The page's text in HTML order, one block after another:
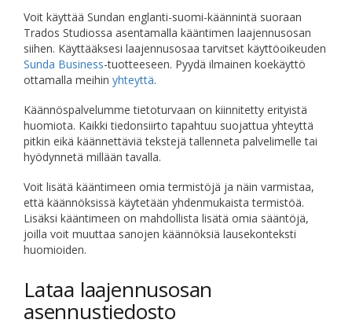
Voit käyttää Sundan englanti-suomi-käännintä suoraan
Trados Studiossa asentamalla kääntimen laajennusosan
siihen. Käyttääksesi laajennusosaa tarvitset käyttöoikeuden
Sunda Business-tuotteeseen. Pyydä ilmainen koekäyttö
ottamalla meihin yhteyttä.
Käännöspalvelumme tietoturvaan on kiinnitetty erityistä
huomiota. Kaikki tiedonsiirto tapahtuu suojattua yhteyttä
pitkin eikä käännettäviä tekstejä tallenneta palvelimelle tai
hyödynnetä millään tavalla.
Voit lisätä kääntimeen omia termistöjä ja näin varmistaa,
että käännöksissä käytetään yhdenmukaista termistöä.
Lisäksi kääntimeen on mahdollista lisätä omia sääntöjä,
joilla voit muuttaa sanojen käännöksiä lausekonteksti
huomioiden.
Lataa laajennusosan
asennustiedosto